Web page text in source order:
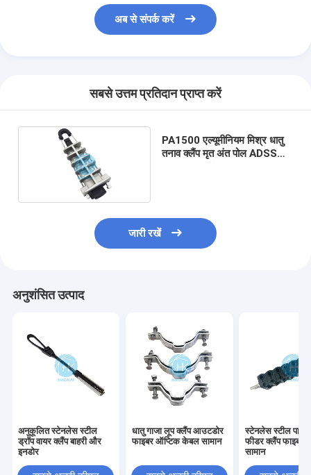
अब से संपर्क करें
सबसे उत्तम प्रतिदान प्राप्त करें
PA1500 एल्यूमीनियम मिश्र धातु
तनाव क्लैंप मृत अंत पोल ADSS
जारी रखें
अनुशंसित उत्पाद
अनुकूलित स्टेनलेस स्टील
ड्रॉप वायर क्लैंप बाहरी और
इनडोर
धातु गाजा लूप क्लैंप आउटडोर
फाइबर ऑप्टिक केबल सामान
स्टेनलेस स्टील
फीडर क्लैंप फाइबर
सामान